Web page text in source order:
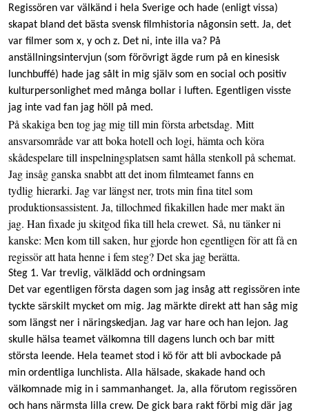
Regissören var välkänd i hela Sverige och hade (enligt vissa)
skapat bland det bästa svensk filmhistoria någonsin sett. Ja, det
var filmer som x, y och z. Det ni, inte illa va? På
anställningsintervjun (som förövrigt ägde rum på en kinesisk
lunchbuffé) hade jag sålt in mig själv som en social och positiv
kulturpersonlighet med många bollar i luften. Egentligen visste
jag inte vad fan jag höll på med.
På skakiga ben tog jag mig till min första arbetsdag. Mitt
ansvarsområde var att boka hotell och logi, hämta och köra
skådespelare till inspelningsplatsen samt hålla stenkoll på schemat.
Jag insåg ganska snabbt att det inom filmteamet fanns en
tydlig hierarki. Jag var längst ner, trots min fina titel som
produktionsassistent. Ja, tillochmed fikakillen hade mer makt än
jag. Han fixade ju skitgod fika till hela crewet. Så, nu tänker ni
kanske: Men kom till saken, hur gjorde hon egentligen för att få en
regissör att hata henne i fem steg? Det ska jag berätta.
Steg 1. Var trevlig, välklädd och ordningsam
Det var egentligen första dagen som jag insåg att regissören inte
tyckte särskilt mycket om mig. Jag märkte direkt att han såg mig
som längst ner i näringskedjan. Jag var hare och han lejon. Jag
skulle hälsa teamet välkomna till dagens lunch och bar mitt
största leende. Hela teamet stod i kö för att bli avbockade på
min ordentliga lunchlista. Alla hälsade, skakade hand och
välkomnade mig in i sammanhanget. Ja, alla förutom regissören
och hans närmsta lilla crew. De gick bara rakt förbi mig där jag